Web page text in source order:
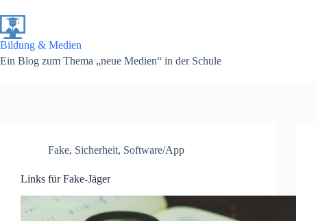
Inhalt
springen
Bildung & Medien
Ein Blog zum Thema „neue Medien“ in der Schule
Fake, Sicherheit, Software/App
Links für Fake-Jäger